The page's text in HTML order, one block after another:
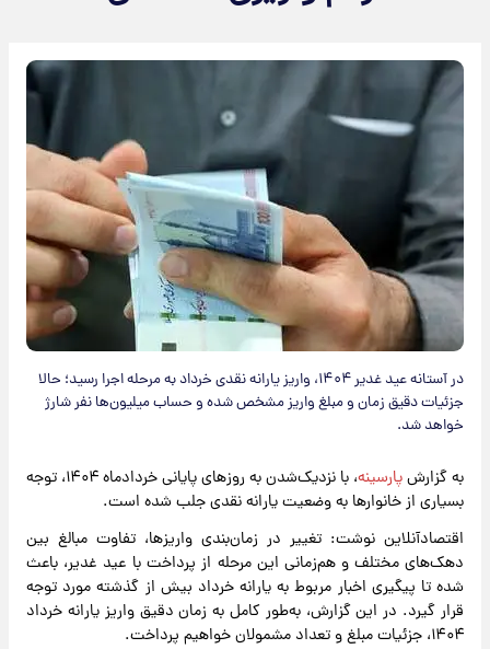
در آستانه عید غدیر ۱۴۰۴، واریز یارانه نقدی خرداد به مرحله اجرا رسید؛ حالا
جزئیات دقیق زمان و مبلغ واریز مشخص شده و حساب میلیون‌ها نفر شارژ
خواهد شد.
به گزارشپارسینه
، با نزدیک‌شدن به روزهای پایانی خردادماه ۱۴۰۴، توجه
بسیاری از خانوارها به وضعیت یارانه نقدی جلب شده است.
اقتصادآنلاین نوشت: تغییر در زمان‌بندی واریزها، تفاوت مبالغ بین
دهک‌های مختلف و هم‌زمانی این مرحله از پرداخت با عید غدیر، باعث
شده تا پیگیری اخبار مربوط به یارانه خرداد بیش از گذشته مورد توجه
قرار گیرد. در این گزارش، به‌طور کامل به زمان دقیق واریز یارانه خرداد
۱۴۰۴، جزئیات مبلغ و تعداد مشمولان خواهیم پرداخت.